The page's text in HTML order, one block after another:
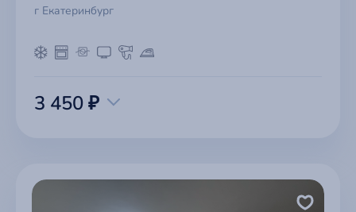
г Екатеринбург
3 450 ₽